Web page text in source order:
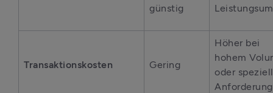
günstig
Transaktionskosten Gering
Höher bei
hohem
oder